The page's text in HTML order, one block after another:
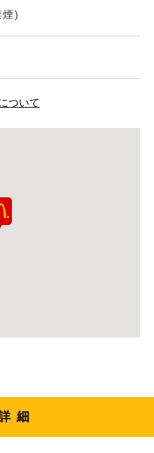
煙)
ついて
細